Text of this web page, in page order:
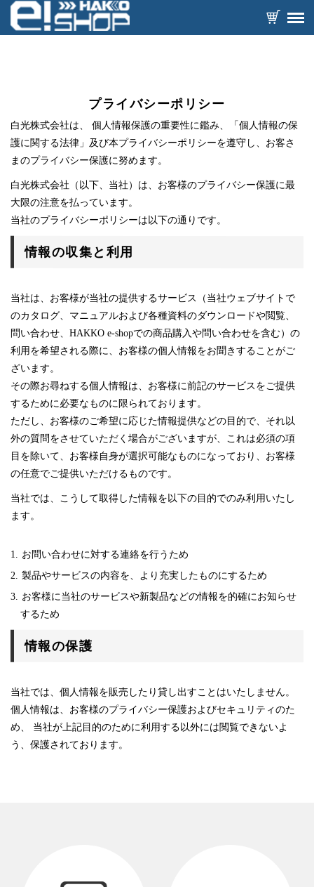
プライバシーポリシー
白光株式会社は、 個人情報保護の重要性に鑑み、「個人情報の保
護に関する法律」及び本プライバシーポリシーを遵守し、お客さ
まのプライバシー保護に努めます。
白光株式会社（以下、当社）は、お客様のプライバシー保護に最
大限の注意を払っています。
当社のプライバシーポリシーは以下の通りです。
情報の収集と利用
当社は、お客様が当社の提供するサービス（当社ウェブサイトで
のカタログ、マニュアルおよび各種資料のダウンロードや閲覧、
問い合わせ、HAKKO e-shopでの商品購入や問い合わせを含む）の
利用を希望される際に、お客様の個人情報をお聞きすることがご
ざいます。
その際お尋ねする個人情報は、お客様に前記のサービスをご提供
するために必要なものに限られております。
ただし、お客様のご希望に応じた情報提供などの目的で、それ以
外の質問をさせていただく場合がございますが、これは必須の項
目を除いて、お客様自身が選択可能なものになっており、お客様
の任意でご提供いただけるものです。
当社では、こうして取得した情報を以下の目的でのみ利用いたし
ます。
お問い合わせに対する連絡を行うため
製品やサービスの内容を、より充実したものにするため
お客様に当社のサービスや新製品などの情報を的確にお知らせ
するため
情報の保護
当社では、個人情報を販売したり貸し出すことはいたしません。
個人情報は、お客様のプライバシー保護およびセキュリティのた
め、 当社が上記目的のために利用する以外には閲覧できないよ
う、保護されております。